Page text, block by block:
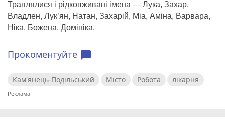
Траплялися і рідковживані імена — Лука, Захар,
Владлен, Лук’ян, Натан, Захарій, Міа, Аміна, Варвара,
Ніка, Божена, Домініка.
Прокоментуйте chat_bubble
Кам'янець-Подільський Місто Робота лікарня